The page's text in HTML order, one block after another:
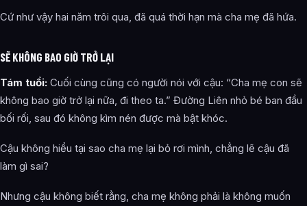
Cứ như vậy hai năm trôi qua, đã quá thời hạn mà cha mẹ đã hứa.
SẼ KHÔNG BAO GIỜ TRỞ LẠI
Tám tuổi: Cuối cùng cũng có người nói với cậu: “Cha mẹ con sẽ
không bao giờ trở lại nữa, đi theo ta.” Đường Liên nhỏ bé ban đầu
bối rối, sau đó không kìm nén được mà bật khóc.
Cậu không hiểu tại sao cha mẹ lại bỏ rơi mình, chẳng lẽ cậu đã
làm gì sai?
Nhưng cậu không biết rằng, cha mẹ không phải là không muốn